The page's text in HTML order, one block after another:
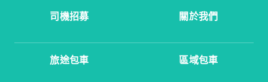
司機招募
關於我們
旅途包車 區域包車